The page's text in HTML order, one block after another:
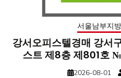
서울남부지
강서오피스텔경매 강서
스트 제8층 제801호
2026-08-01